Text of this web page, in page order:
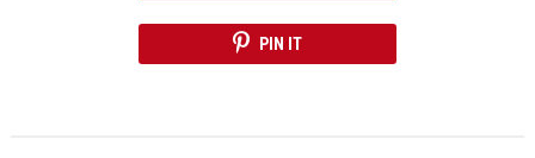
PIN IT